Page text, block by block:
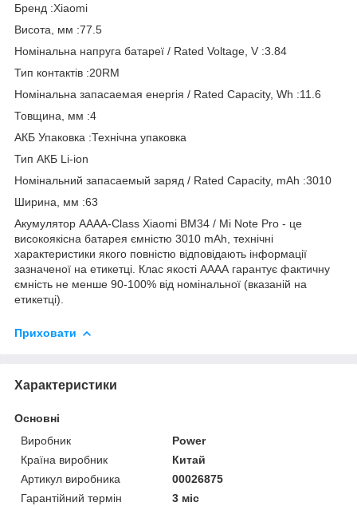
Бренд :Xiaomi
Висота, мм :77.5
Номінальна напруга батареї / Rated Voltage, V :3.84
Тип контактів :20RM
Номінальна запасаемая енергія / Rated Capacity, Wh :11.6
Товщина, мм :4
АКБ Упаковка :Технічна упаковка
Тип АКБ Li-ion
Номінальний запасаемый заряд / Rated Capacity, mAh :3010
Ширина, мм :63
Акумулятор AAAA-Class Xiaomi BM34 / Mi Note Pro - це
високоякісна батарея ємністю 3010 mAh, технічні
характеристики якого повністю відповідають інформації
зазначеної на етикетці. Клас якості АААА гарантує фактичну
ємність не менше 90-100% від номінальної (вказаній на
етикетці).
Приховати
Характеристики
Основні
Виробник
Power
Країна виробник
Китай
Артикул виробника
00026875
Гарантійний термін
3 міс